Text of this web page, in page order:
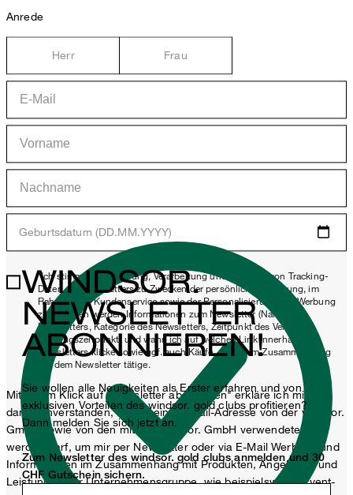
Anrede
Herr Frau
Geburtsdatum (DD.MM.YYYY)
*Ich stimme der Erhebung, Verarbeitung und Nutzung von Tracking-
Daten des Newsletters zu Zwecken der persönlichen Beratung, im
Rahmen des Kundenservice sowie der Personalisierung von Werbung
zu. Erhoben werden Informationen zum Newsletter (Name des
Newsletters, Kategorie des Newsletters, Zeitpunkt des Versands,
Öffnungszeitpunkt) und wann ich auf welchen Link innerhalb des
Newsletters klicke sowie ggf. auch Käufe, die ich im Zusammenhang
mit dem Newsletter tätige.
Mit einem Klick auf „Newsletter abonnieren" erkläre ich mich
damit einverstanden, dass meine E-Mail-Adresse von der windsor.
GmbH sowie von den mit der windsor. GmbH verwendeten
werden darf, um mir per Newsletter oder via E-Mail Werbung und
Informationen im Zusammenhang mit Produkten, Angeboten und
Leistungen der Unternehmensgruppe, wie beispielsweise Event-
WINDSOR.
NEWSLETTER
ABONNIEREN!
Zum Newsletter des windsor. gold clubs anmelden und 30
CHF Gutschein sichern.
Sie wollen alle Neuigkeiten als Erster erfahren und von
exklusiven Vorteilen des windsor. gold clubs profitieren?
Dann melden Sie sich jetzt an.